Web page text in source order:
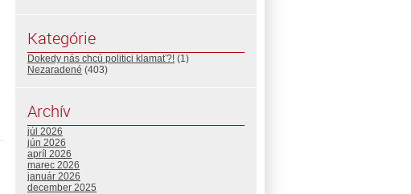
Kategórie
Dokedy nás chcú politici klamať?! (1)
Nezaradené (403)
Archív
júl 2026
jún 2026
apríl 2026
marec 2026
január 2026
december 2025